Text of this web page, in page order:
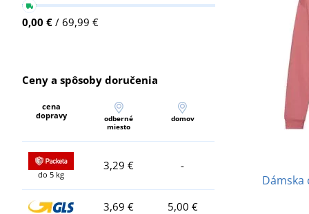
0,00 € / 69,99 €
Ceny a spôsoby doručenia
cena
dopravy
odberné
miesto
domov
do 5 kg
3,29 € -
3,69 € 5,00 €